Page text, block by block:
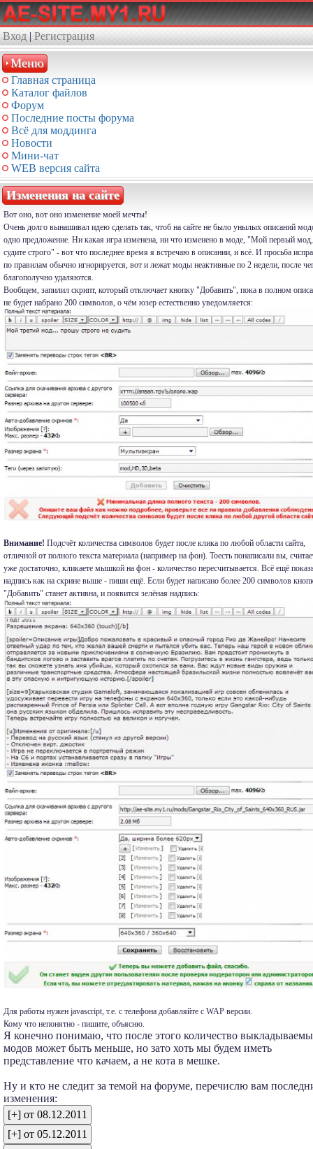
Вход | Регистрация
Меню
Главная страница
Каталог файлов
Форум
Последние посты форума
Всё для моддинга
Новости
Мини-чат
WEB версия сайта
Изменения на сайте
Вот оно, вот оно изменение моей мечты!
Очень долго вынашивал идею сделать так, чтоб на сайте не было унылых описаний
одно предложение. Ни какая игра изменена, ни что изменено в моде, "Мой первый
судите строго" - вот что последнее время я встречаю в описании, и всё. И просьба
по правилам обычно игнорируется, вот и лежат моды неактивные по 2 недели, после
благополучно удаляются.
Вообщем, запилил скрипт, который отключает кнопку "Добавить", пока в полном
не будет набрано 200 символов, о чём юзер естественно уведомляется:
Внимание! Подсчёт количества символов будет после клика по любой области сайта,
отличной от полного текста материала (например на фон). Тоесть понаписали вы,
уже достаточно, кликаете мышкой на фон - количество пересчитывается. Всё ещё
надпись как на скрине выше - пиши ещё. Если будет написано более 200 символов
"Добавить" станет активна, и появится зелёная надпись:
Для работы нужен javascript, т.е. с телефона добавляйте с WAP версии.
Кому что непонятно - пишите, объясню.
Я конечно понимаю, что после этого количество
модов может быть меньше, но зато хоть мы будем иметь
представление что качаем, а не кота в мешке.
Ну и кто не следит за темой на форуме, перечислю вам
изменения: